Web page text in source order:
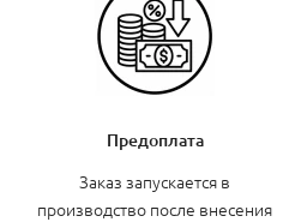
Предоплата
Заказ запускается в
производство после внесения